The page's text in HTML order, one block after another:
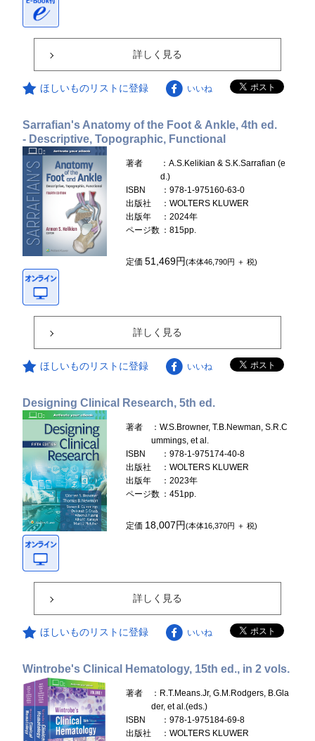
詳しく見る
ほしいものリストに登録 いいね
Sarrafian's Anatomy of the Foot & Ankle, 4th ed.
- Descriptive, Topographic, Functional
著者
：A.S.Kelikian & S.K.Sarrafian (e
d.)
ISBN
：978-1-975160-63-0
出版社
：WOLTERS KLUWER
出版年
：2024年
ページ数 ：815pp.
定価51,469円(本体46,790円 ＋ 税)
詳しく見る
ほしいものリストに登録 いいね
Designing Clinical Research, 5th ed.
著者
：W.S.Browner, T.B.Newman, S.R.C
ummings, et al.
ISBN
：978-1-975174-40-8
出版社
：WOLTERS KLUWER
出版年
：2023年
ページ数 ：451pp.
定価 18,007円(本体16,370円 ＋ 税)
詳しく見る
ほしいものリストに登録 いいね
Wintrobe's Clinical Hematology, 15th ed., in 2 vols.
著者
：R.T.Means.Jr, G.M.Rodgers, B.Gla
der, et al.(eds.)
ISBN
：978-1-975184-69-8
出版社
：WOLTERS KLUWER